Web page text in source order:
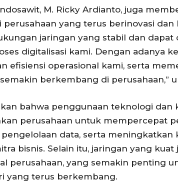
M. Ricky Ardianto, juga
perusahaan yang terus berinovasi
jaringan yang stabil dan dapat
digitalisasi kami. Dengan adanya
efisiensi operasional kami, serta
berkembang di perusahaan,”
bahwa penggunaan teknologi dan
perusahaan untuk mempercepat
data, serta meningkatkan
bisnis. Selain itu, jaringan yang
perusahaan, yang semakin penting
yang terus berkembang.